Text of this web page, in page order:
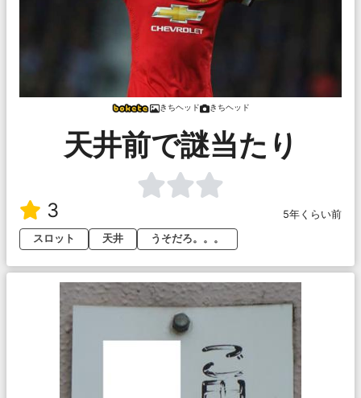
きちヘッド きちヘッド
天井前で謎当たり
3
5年くらい前
スロット
天井 うそだろ。。。